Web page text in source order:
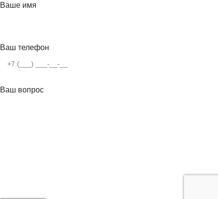
Ваше имя
Ваш телефон
Ваш вопрос